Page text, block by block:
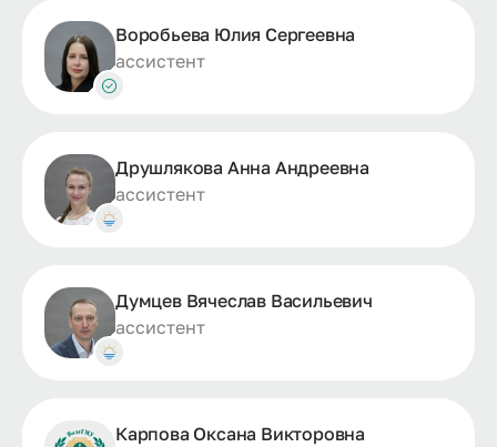
Воробьева Юлия Сергеевна
ассистент
Друшлякова Анна Андреевна
ассистент
Думцев Вячеслав Васильевич
ассистент
Карпова Оксана Викторовна